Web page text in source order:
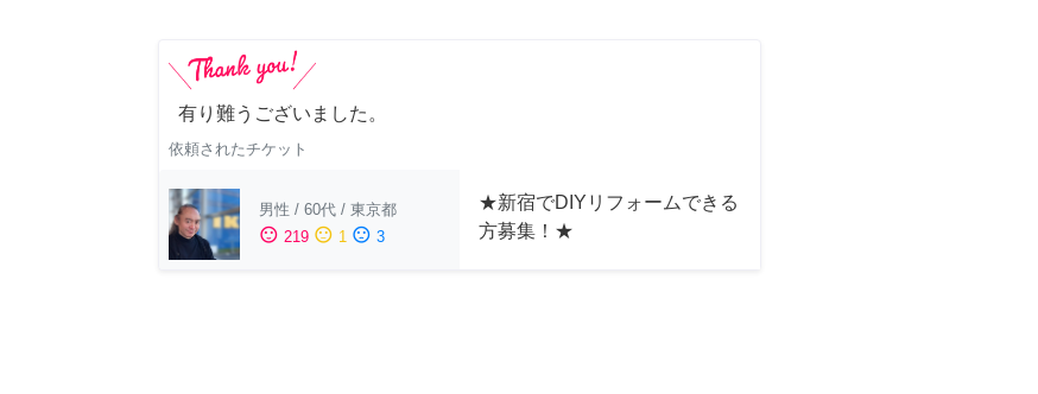
有り難うございました。
依頼されたチケット
男性 / 60代 / 東京都
sentiment_satisfied 219 sentiment_neutral 1 sentiment_dissatisfied 3
★新宿でDIYリフォームできる
方募集！★